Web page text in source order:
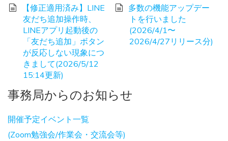
【修正適用済み】LINE
友だち追加操作時、
LINEアプリ起動後の
「友だち追加」ボタン
が反応しない現象につ
きまして(2026/5/12
15:14更新)
多数の機能アップデー
トを行いました
(2026/4/1〜
2026/4/27リリース分)
事務局からのお知らせ
開催予定イベント一覧
(Zoom勉強会/作業会・交流会等)